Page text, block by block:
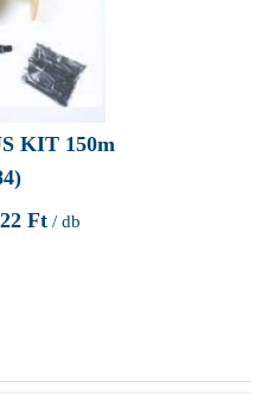
KIT 150m
Ft / db